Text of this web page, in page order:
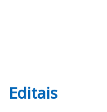
Editais CGM RJ
Editais